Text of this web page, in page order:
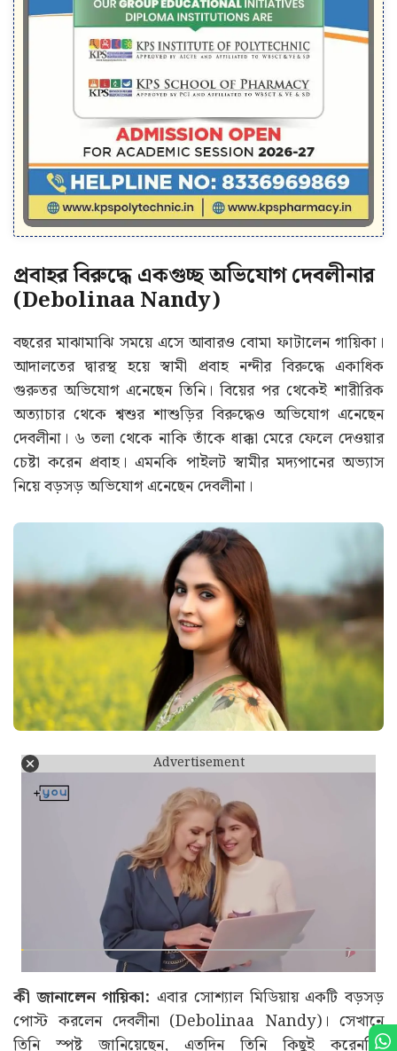
প্রবাহর বিরুদ্ধে একগুচ্ছ অভিযোগ দেবলীনার
(Debolinaa Nandy)
বছরের মাঝামাঝি সময়ে এসে আবারও বোমা ফাটালেন গায়িকা।
আদালতের দ্বারস্থ হয়ে স্বামী প্রবাহ নন্দীর বিরুদ্ধে একাধিক
গুরুতর অভিযোগ এনেছেন তিনি। বিয়ের পর থেকেই শারীরিক
অত্যাচার থেকে শ্বশুর শাশুড়ির বিরুদ্ধেও অভিযোগ এনেছেন
দেবলীনা। ৬ তলা থেকে নাকি তাঁকে ধাক্কা মেরে ফেলে দেওয়ার
চেষ্টা করেন প্রবাহ। এমনকি পাইলট স্বামীর মদ্যপানের অভ্যাস
নিয়ে বড়সড় অভিযোগ এনেছেন দেবলীনা।
Advertisement
কী জানালেন গায়িকা: এবার সোশ্যাল মিডিয়ায় একটি বড়সড়
পোস্ট করলেন দেবলীনা (Debolinaa Nandy)। সেখানে
তিনি স্পষ্ট জানিয়েছেন, এতদিন তিনি কিছুই করেননি।